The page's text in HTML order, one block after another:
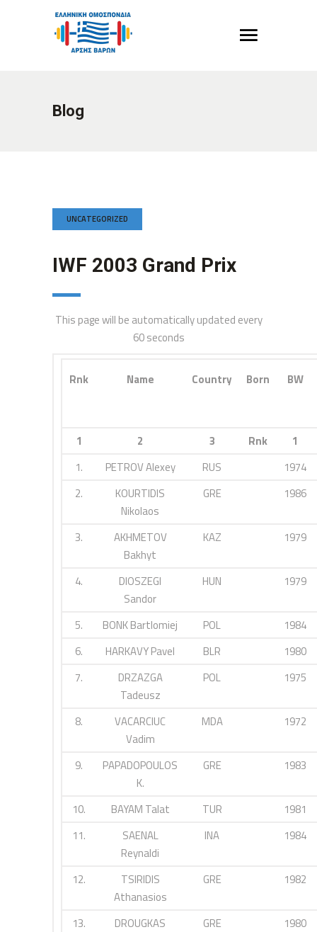
Blog
UNCATEGORIZED
IWF 2003 Grand Prix
This page will be automatically updated every
60 seconds
Rnk Name Country Born BW
1 2 3 Rnk
1
1.
PETROV Alexey RUS
1974
2.
KOURTIDIS
Nikolaos
GRE 1986
3.
AKHMETOV
Bakhyt
KAZ 1979
4.
DIOSZEGI
Sandor
HUN 1979
5. BONK Bartlomiej POL
1984
6.
HARKAVY Pavel BLR
1980
7.
DRZAZGA
Tadeusz
POL 1975
8.
VACARCIUC
Vadim
MDA 1972
9.
PAPADOPOULOS
K.
GRE 1983
10. BAYAM Talat TUR
1981
11.
SAENAL
Reynaldi
INA 1984
12.
TSIRIDIS
Athanasios
GRE 1982
13.
DROUGKAS
GRE 1980